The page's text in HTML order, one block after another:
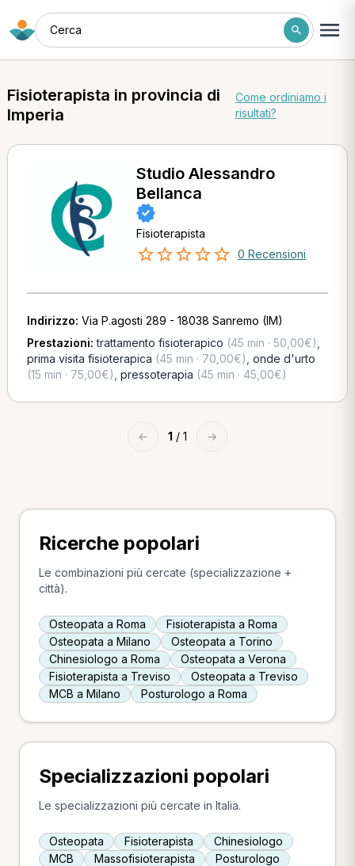
Cerca
Fisioterapista in provincia di
Imperia
Come ordiniamo i
risultati?
Studio Alessandro
Bellanca
Fisioterapista
0 Recensioni
Indirizzo: Via P.agosti 289 - 18038 Sanremo (IM)
Prestazioni:trattamento fisioterapico (45 min · 50,00€)
prima visita fisioterapica (45 min · 70,00€) onde d'urto
(15 min · 75,00€) pressoterapia (45 min · 45,00€)
← 1 / 1 →
Ricerche popolari
Le combinazioni più cercate (specializzazione +
città).
Osteopata a Roma
Fisioterapista a Roma
Osteopata a Milano
Osteopata a Torino
Chinesiologo a Roma
Osteopata a Verona
Fisioterapista a Treviso
Osteopata a Treviso
MCB a Milano
Posturologo a Roma
Specializzazioni popolari
Le specializzazioni più cercate in Italia.
Osteopata Fisioterapista
Chinesiologo
MCB
Massofisioterapista
Posturologo